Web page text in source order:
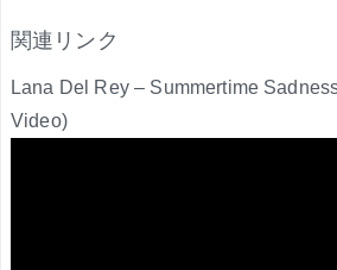
関連リンク
Lana Del Rey – Summertime
Video)